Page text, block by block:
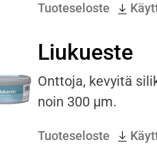
Tuoteseloste
Liukueste
Onttoja, kevyitä
noin 300 µm.
Tuoteseloste